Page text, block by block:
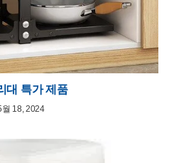
대 특가 제품
월 18, 2024